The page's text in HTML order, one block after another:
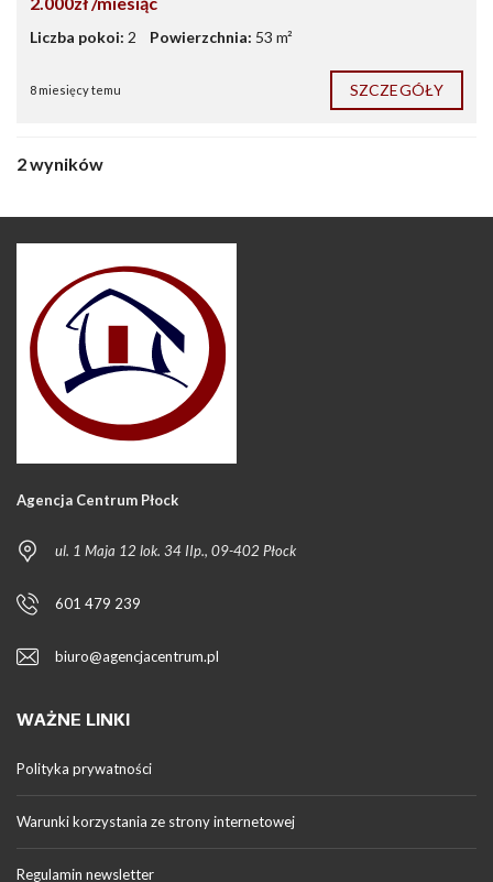
Liczba pokoi: 2 Powierzchnia: 53 m²
8 miesięcy temu SZCZEGÓŁY
2 wyników
Agencja Centrum Płock
ul. 1 Maja 12 lok. 34 IIp., 09-402 Płock
601 479 239
biuro@agencjacentrum.pl
WAŻNE LINKI
Polityka prywatności
Warunki korzystania ze strony internetowej
Regulamin newsletter